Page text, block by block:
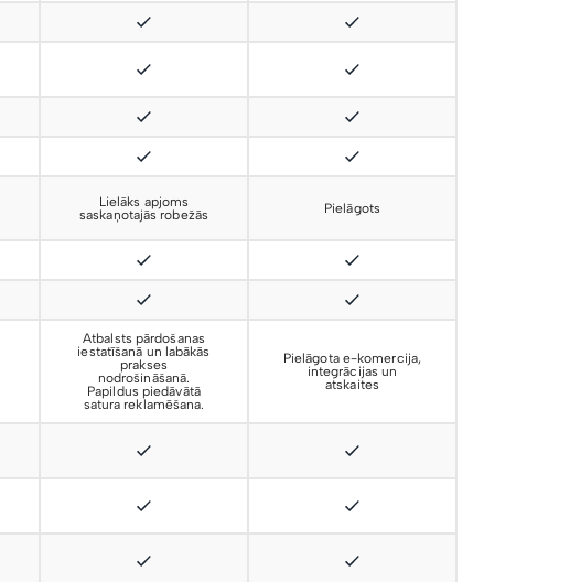
Lielāks apjoms
saskaņotajās robežās
Pielāgots
Atbalsts pārdošanas
iestatīšanā un labākās
prakses
nodrošināšanā.
Papildus piedāvātā
satura reklamēšana.
Pielāgota e-komercija,
integrācijas un
atskaites